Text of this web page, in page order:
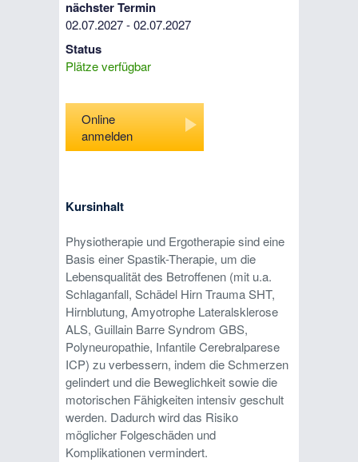
nächster Termin
02.07.2027 - 02.07.2027
Status
Plätze verfügbar
Online
anmelden
Kursinhalt
Physiotherapie und Ergotherapie sind eine
Basis einer Spastik-Therapie, um die
Lebensqualität des Betroffenen (mit u.a.
Schlaganfall, Schädel Hirn Trauma SHT,
Hirnblutung, Amyotrophe Lateralsklerose
ALS, Guillain Barre Syndrom GBS,
Polyneuropathie, Infantile Cerebralparese
ICP) zu verbessern, indem die Schmerzen
gelindert und die Beweglichkeit sowie die
motorischen Fähigkeiten intensiv geschult
werden. Dadurch wird das Risiko
möglicher Folgeschäden und
Komplikationen vermindert.